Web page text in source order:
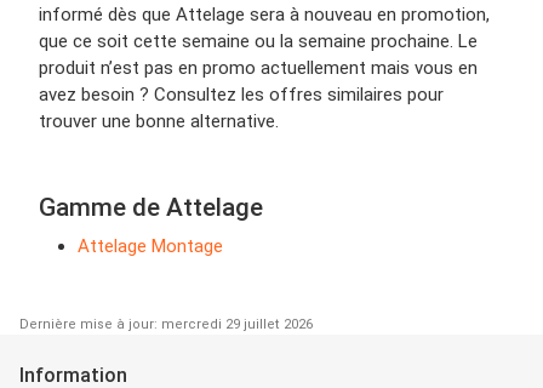
informé dès que Attelage sera à nouveau en promotion,
que ce soit cette semaine ou la semaine prochaine. Le
produit n’est pas en promo actuellement mais vous en
avez besoin ? Consultez les offres similaires pour
trouver une bonne alternative.
Gamme de Attelage
Attelage Montage
Dernière mise à jour: mercredi 29 juillet 2026
Information